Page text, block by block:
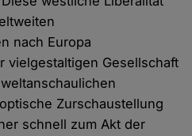
nach Europa
vielgestaltigen Gesellschaft
Zurschaustellung
schnell zum Akt der